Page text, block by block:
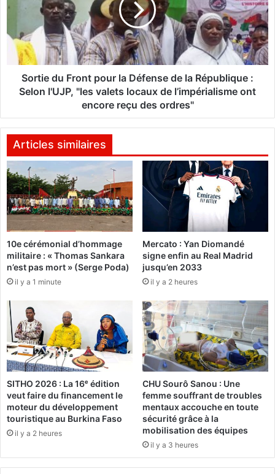
0
3
D
i
c
u
l
t
é
s
d
’
c
c
è
s
a
u
x
i
n
t
r
n
d
t
p
u
r
l
a
D
é
f
e
n
s
e
e
R
é
p
u
b
l
i
q
Sortie du Front pour la Défense de la République :
Selon l'UJP, "les valets locaux de l’impérialisme ont
encore reçu des ordres"
Articles similaires
10e cérémonial d’hommage
militaire : « Thomas Sankara
n’est pas mort » (Serge Poda)
il y a 1 minute
Mercato : Yan Diomandé
signe enfin au Real Madrid
jusqu’en 2033
il y a 2 heures
SITHO 2026 : La 16ᵉ édition
veut faire du financement le
moteur du développement
touristique au Burkina Faso
il y a 2 heures
CHU Sourô Sanou : Une
femme souffrant de troubles
mentaux accouche en toute
sécurité grâce à la
mobilisation des équipes
il y a 3 heures